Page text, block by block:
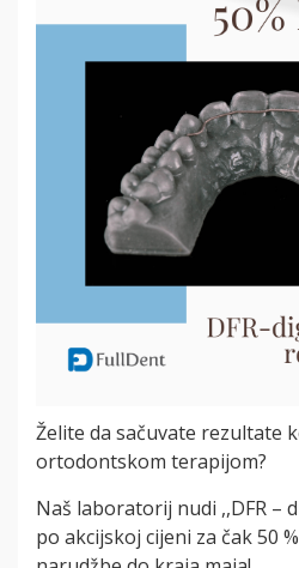
Želite da sačuvate rezultate
ortodontskom terapijom?
Naš laboratorij nudi ,,DFR –
po akcijskoj cijeni za čak 50